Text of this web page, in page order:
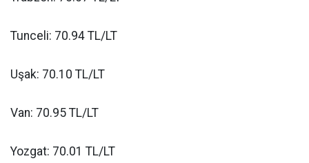
Tunceli: 70.94 TL/LT
Uşak: 70.10 TL/LT
Van: 70.95 TL/LT
Yozgat: 70.01 TL/LT